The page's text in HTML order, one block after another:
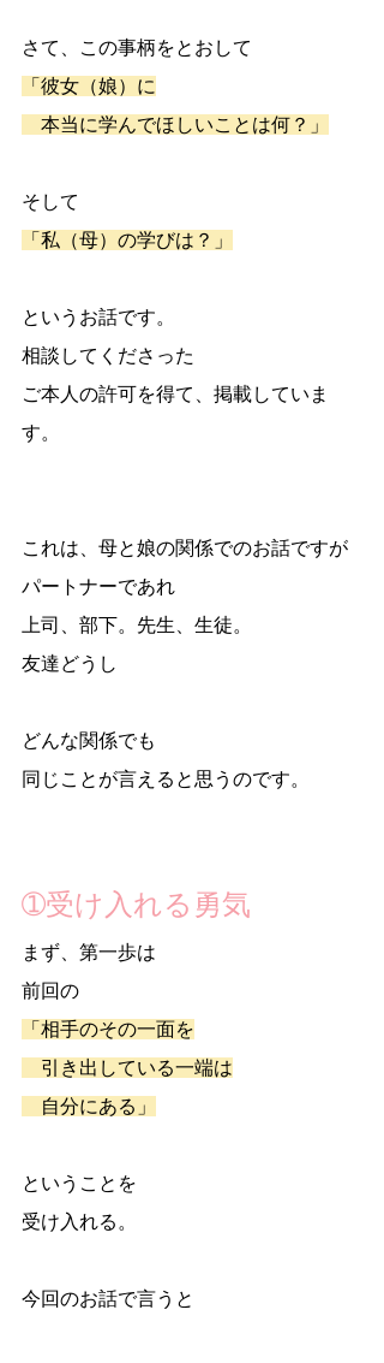
さて、この事柄をとおして
「彼女（娘）に
本当に学んでほしいことは何？」
そして
「私（母）の学びは？」
というお話です。
相談してくださった
ご本人の許可を得て、掲載していま
す。
これは、母と娘の関係でのお話ですが
パートナーであれ
上司、部下。先生、生徒。
友達どうし
どんな関係でも
同じことが言えると思うのです。
➀受け入れる勇気
まず、第一歩は
前回の
「相手のその一面を
引き出している一端は
自分にある」
ということを
受け入れる。
今回のお話で言うと